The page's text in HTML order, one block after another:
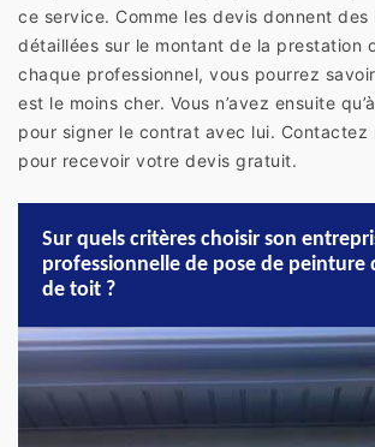
ce service. Comme les devis donnent des
détaillées sur le montant de la prestation
chaque professionnel, vous pourrez
est le moins cher. Vous n’avez ensuite
pour signer le contrat avec lui. Contactez
pour recevoir votre devis gratuit.
Sur quels critères choisir son
professionnelle de pose de peinture
de toit ?